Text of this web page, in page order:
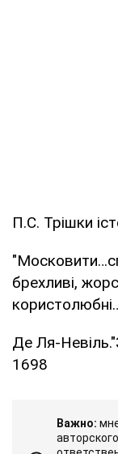
П.С. Трішки
брехливі,
Де Ля-
1698
Важно: